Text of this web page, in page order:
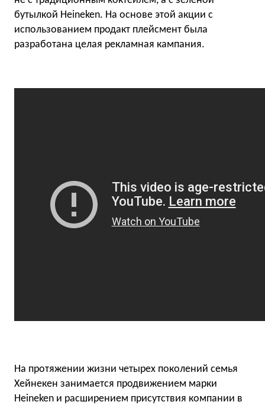
бутылкой Heineken. На основе этой акции с
использованием продакт плейсмент была
разработана целая рекламная кампания.
На протяжении жизни четырех поколений семья
Хейнекен занимается продвижением марки
Heineken и расширением присутствия компании в